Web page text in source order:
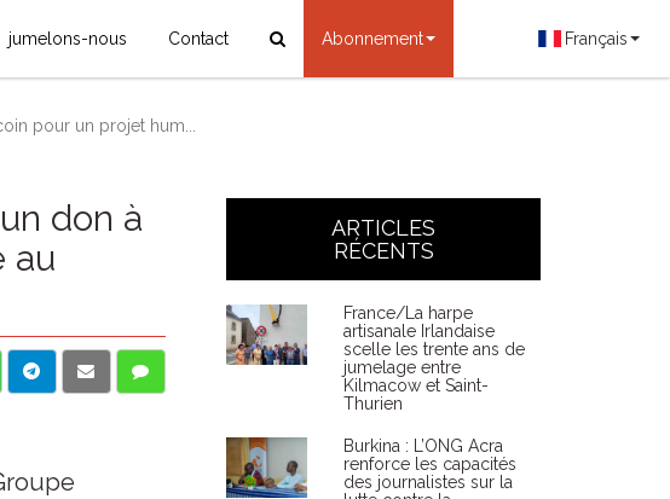
jumelons-nous Contact Abonnement Français
pour un projet hum...
don à
au
ARTICLES
RÉCENTS
France/La harpe
artisanale Irlandaise
scelle les trente ans de
jumelage entre
Kilmacow et Saint-
Thurien
Burkina : L’ONG Acra
renforce les capacités
des journalistes sur la